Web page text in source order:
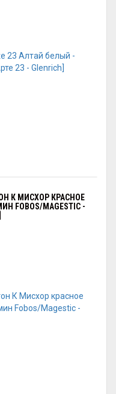
К МИСХОР КРАСНОЕ
FOBOS/MAGESTIC -